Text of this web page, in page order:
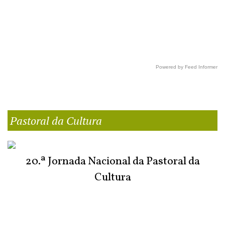
Powered by Feed Informer
Pastoral da Cultura
20.ª Jornada Nacional da Pastoral da
Cultura